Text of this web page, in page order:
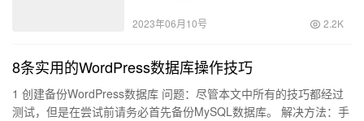
2023年06月10号 2.2K
8条实用的WordPress数据库操作技巧
1 创建备份WordPress数据库 问题：尽管本文中所有的技巧都经过
测试，但是在尝试前请务必首先备份MySQL数据库。 解决方法：手